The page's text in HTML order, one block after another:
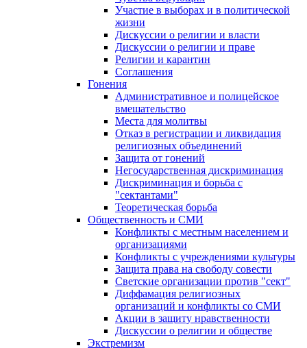
Участие в выборах и в политической
жизни
Дискуссии о религии и власти
Дискуссии о религии и праве
Религии и карантин
Соглашения
Гонения
Административное и полицейское
вмешательство
Места для молитвы
Отказ в регистрации и ликвидация
религиозных объединений
Защита от гонений
Негосударственная дискриминация
Дискриминация и борьба с
"сектантами"
Теоретическая борьба
Общественность и СМИ
Конфликты с местным населением и
организациями
Конфликты с учреждениями культуры
Защита права на свободу совести
Светские организации против "сект"
Диффамация религиозных
организаций и конфликты со СМИ
Акции в защиту нравственности
Дискуссии о религии и обществе
Экстремизм